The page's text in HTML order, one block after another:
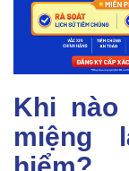
Khi
miệng